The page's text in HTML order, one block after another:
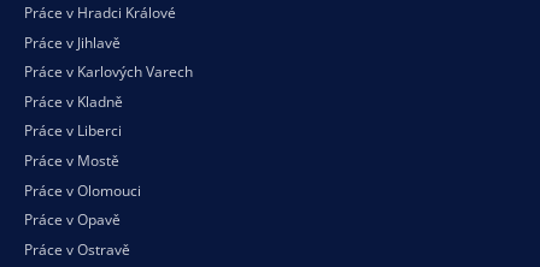
Práce v Hradci Králové
Práce v Jihlavě
Práce v Karlových Varech
Práce v Kladně
Práce v Liberci
Práce v Mostě
Práce v Olomouci
Práce v Opavě
Práce v Ostravě